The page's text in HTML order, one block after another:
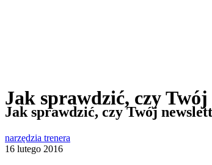
Jak sprawdzić, czy
Jak sprawdzić, czy Twój
narzędzia trenera
16 lutego 2016